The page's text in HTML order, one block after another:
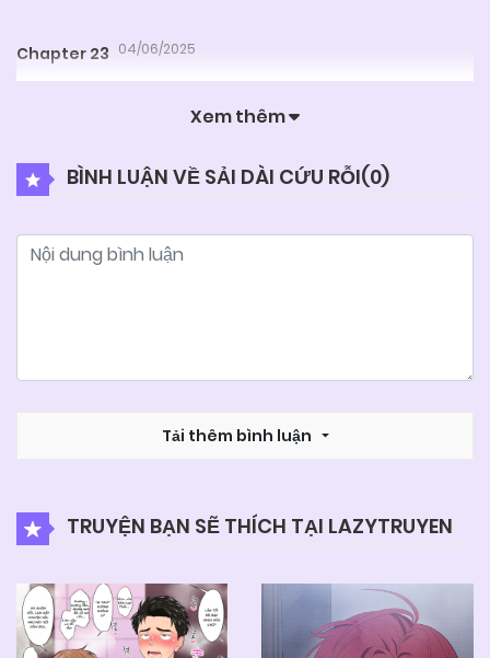
Chapter 23 04/06/2025
04/06/2025
04/06/2025
Chapter 17
Chapter 16 04/06/2025
Xem thêm
BÌNH LUẬN VỀ SẢI DÀI CỨU RỖI(0)
Tải thêm bình luận
TRUYỆN BẠN SẼ THÍCH TẠI LAZYTRUYEN